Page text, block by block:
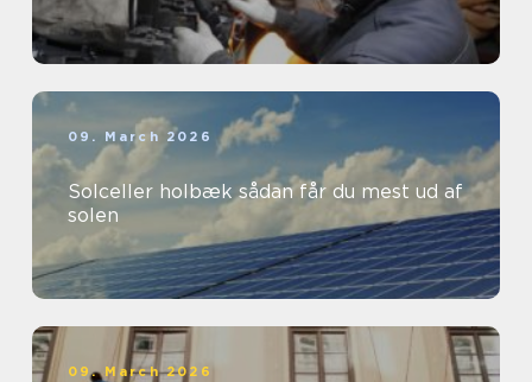
09. March 2026
Solceller holbæk sådan får du mest ud af
solen
09. March 2026